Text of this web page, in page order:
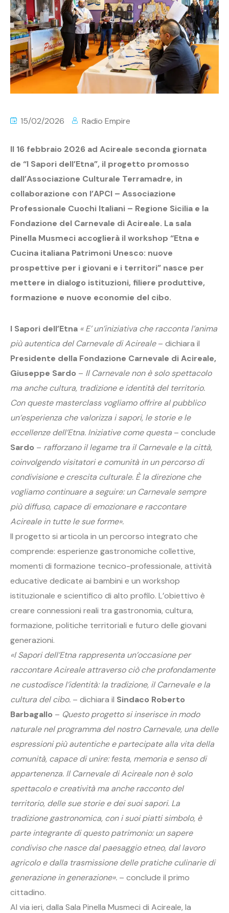
15/02/2026 Radio Empire
Il 16 febbraio 2026 ad Acireale seconda giornata
de “I Sapori dell’Etna”, il progetto promosso
dall’Associazione Culturale Terramadre, in
collaborazione con l’APCI – Associazione
Professionale Cuochi Italiani – Regione Sicilia e la
Fondazione del Carnevale di Acireale. La sala
Pinella Musmeci accoglierà il workshop “Etna e
Cucina italiana Patrimoni Unesco: nuove
prospettive per i giovani e i territori” nasce per
mettere in dialogo istituzioni, filiere produttive,
formazione e nuove economie del cibo.
I Sapori dell’Etna « E’ un’iniziativa che racconta l’anima
più autentica del Carnevale di Acireale– dichiara il
Presidente della Fondazione Carnevale di Acireale,
Giuseppe Sardo – Il Carnevale non è solo spettacolo
ma anche cultura, tradizione e identità del territorio.
Con queste masterclass vogliamo offrire al pubblico
un’esperienza che valorizza i sapori, le storie e le
eccellenze dell’Etna. Iniziative come questa – conclude
Sardo – rafforzano il legame tra il Carnevale e la città,
coinvolgendo visitatori e comunità in un percorso di
condivisione e crescita culturale. È la direzione che
vogliamo continuare a seguire: un Carnevale sempre
più diffuso, capace di emozionare e raccontare
Acireale in tutte le sue forme».
Il progetto si articola in un percorso integrato che
comprende: esperienze gastronomiche collettive,
momenti di formazione tecnico-professionale, attività
educative dedicate ai bambini e un workshop
istituzionale e scientifico di alto profilo. L’obiettivo è
creare connessioni reali tra gastronomia, cultura,
formazione, politiche territoriali e futuro delle giovani
generazioni.
«I Sapori dell’Etna rappresenta un’occasione per
raccontare Acireale attraverso ciò che profondamente
ne custodisce l’identità: la tradizione, il Carnevale e la
cultura del cibo. – dichiara il Sindaco Roberto
Barbagallo – Questo progetto si inserisce in modo
naturale nel programma del nostro Carnevale, una delle
espressioni più autentiche e partecipate alla vita della
comunità, capace di unire: festa, memoria e senso di
appartenenza. Il Carnevale di Acireale non è solo
spettacolo e creatività ma anche racconto del
territorio, delle sue storie e dei suoi sapori. La
tradizione gastronomica, con i suoi piatti simbolo, è
parte integrante di questo patrimonio: un sapere
condiviso che nasce dal paesaggio etneo, dal lavoro
agricolo e dalla trasmissione delle pratiche culinarie di
generazione in generazione». – conclude il primo
cittadino.
Al via ieri, dalla Sala Pinella Musmeci di Acireale, la